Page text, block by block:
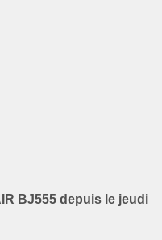
BJ555 depuis le jeudi